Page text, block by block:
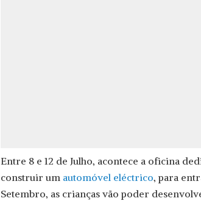
Entre 8 e 12 de Julho, acontece a oficina
construir um automóvel eléctrico, para
Setembro, as crianças vão poder